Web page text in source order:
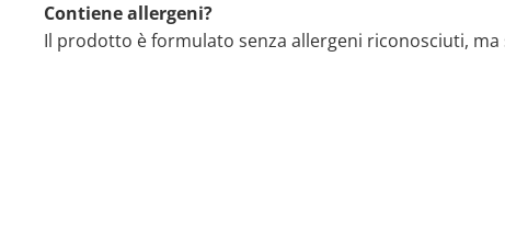
Contiene allergeni?
Il prodotto è formulato senza allergeni riconosciuti,